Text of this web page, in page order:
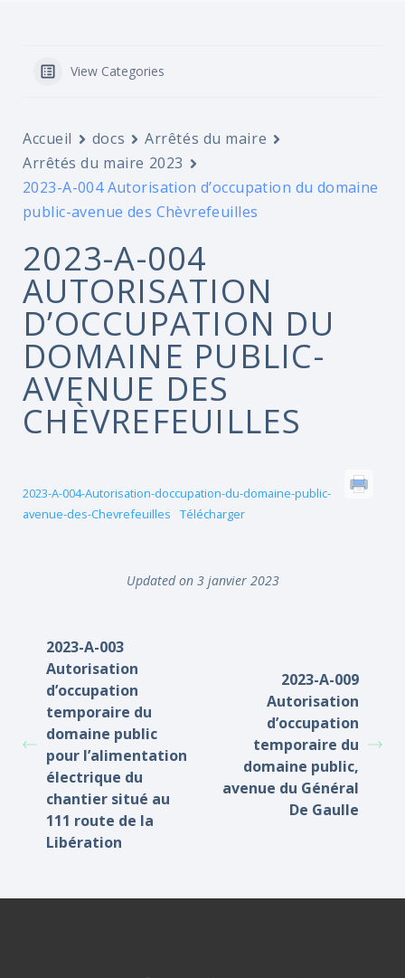
View Categories
Accueil docs
Arrêtés du maire
Arrêtés du maire 2023
2023-A-004 Autorisation d’occupation du domaine
public-avenue des Chèvrefeuilles
2023-A-004
AUTORISATION
D’OCCUPATION DU
DOMAINE PUBLIC-
AVENUE DES
CHÈVREFEUILLES
2023-A-004-Autorisation-doccupation-du-domaine-public-
avenue-des-Chevrefeuilles
Télécharger
Updated on 3 janvier 2023
2023-A-003
Autorisation
d’occupation
temporaire du
domaine public
pour l’alimentation
électrique du
chantier situé au
111 route de la
Libération
2023-A-009
Autorisation
d’occupation
temporaire du
domaine public,
avenue du Général
De Gaulle